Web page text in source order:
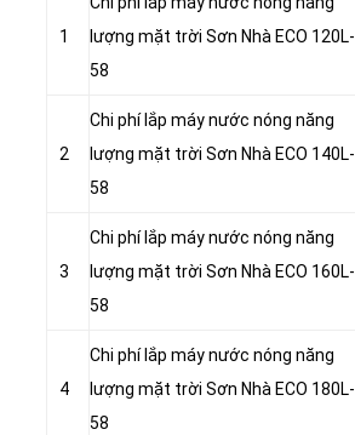
1
lượng mặt trời Sơn Nhà ECO 120L-
58
2
Chi phí lắp máy nước nóng năng
lượng mặt trời Sơn Nhà ECO 140L-
58
3
Chi phí lắp máy nước nóng năng
lượng mặt trời Sơn Nhà ECO 160L-
58
4
Chi phí lắp máy nước nóng năng
lượng mặt trời Sơn Nhà ECO 180L-
58